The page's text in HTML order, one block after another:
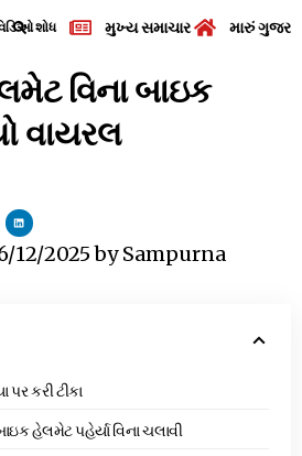
શોધ મુખ્ય સમાચાર મારું
વિના બાઇક
વાયરલ
12/2025bySampurna
કરી ટીકા
હેલમેટ પહેર્યા વિના ચલાવી